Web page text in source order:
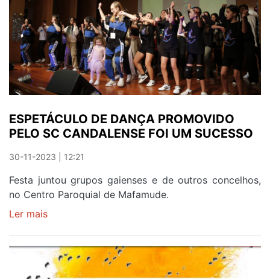
COMEMORAR
104
ANOS
DE
VIDA
ESPETÁCULO DE DANÇA PROMOVIDO
PELO SC CANDALENSE FOI UM SUCESSO
30-11-2023 | 12:21
Festa juntou grupos gaienses e de outros concelhos,
no Centro Paroquial de Mafamude.
Ler mais
DE
DANÇA
PROMOVIDO